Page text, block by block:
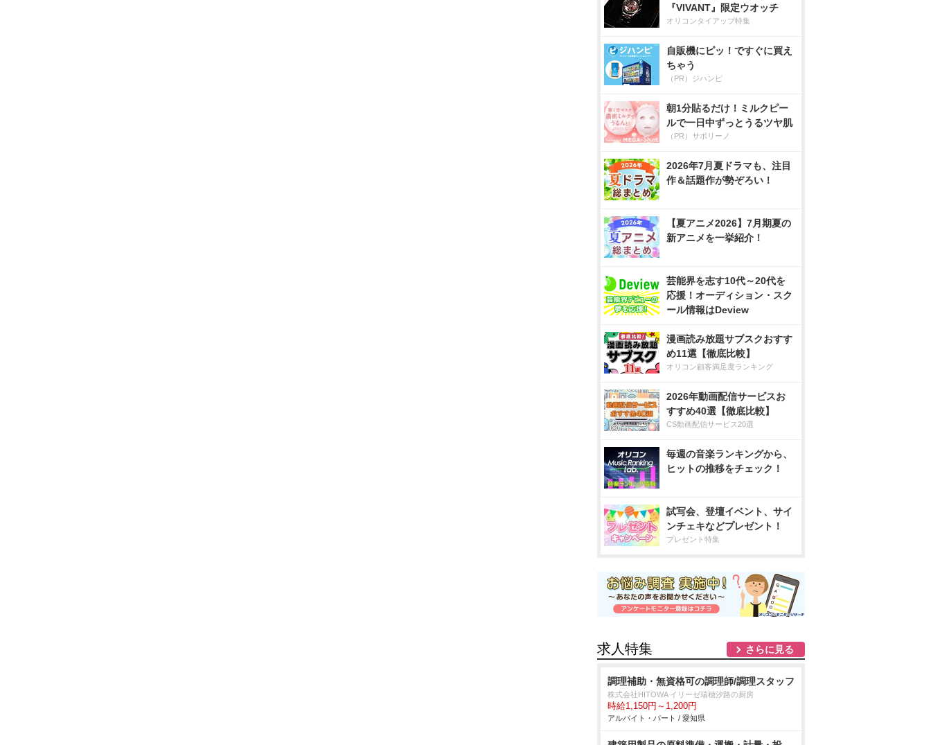
『VIVANT』限定ウオッチ
オリコンタイアップ特集
自販機にピッ！ですぐに買え
ちゃう
（PR）ジハンピ
朝1分貼るだけ！ミルクピー
ルで一日中ずっとうるツヤ肌
（PR）サボリーノ
2026年7月夏ドラマも、注目
作＆話題作が勢ぞろい！
【夏アニメ2026】7月期夏の
新アニメを一挙紹介！
芸能界を志す10代～20代を
応援！オーディション・スク
ール情報はDeview
漫画読み放題サブスクおすす
め11選【徹底比較】
オリコン顧客満足度ランキング
2026年動画配信サービスお
すすめ40選【徹底比較】
CS動画配信サービス20選
毎週の音楽ランキングから、
ヒットの推移をチェック！
試写会、登壇イベント、サイ
ンチェキなどプレゼント！
プレゼント特集
求人特集 さらに見る
調理補助・無資格可の調理師/調理スタッフ
株式会社HITOWA イリーゼ瑞穂汐路の厨房
時給1,150円～1,200円
アルバイト・パート / 愛知県